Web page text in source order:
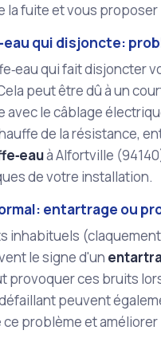
la fuite et vous
qui disjoncte:
qui fait disjoncter
peut être dû à un
avec le câblage
de la résistance,
à Alfortville
de votre installation.
entartrage ou
inhabituels
le signe d'un
provoquer ces bruits
peuvent
problème et